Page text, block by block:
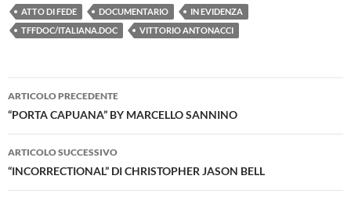
ATTO DI FEDE DOCUMENTARIO
IN EVIDENZA
TFFDOC/ITALIANA.DOC
VITTORIO ANTONACCI
Navigazione
articolo
ARTICOLO PRECEDENTE
“PORTA CAPUANA” BY MARCELLO SANNINO
ARTICOLO SUCCESSIVO
“INCORRECTIONAL” DI CHRISTOPHER JASON BELL